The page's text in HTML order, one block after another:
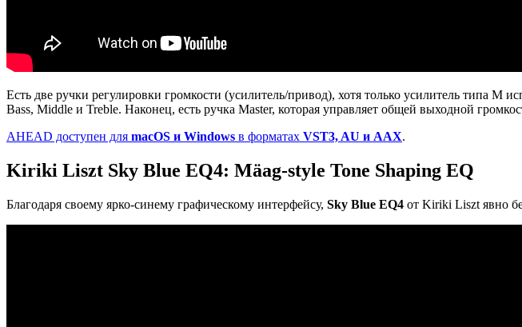
Есть две ручки регулировки громкости (усилитель/привод), хотя только усилитель типа M
Bass, Middle и Treble. Наконец, есть ручка Master, которая управляет общей выходной
AHEAD доступен для macOS и Windows в форматах VST3, AU и AAX.
Kiriki Liszt Sky Blue EQ4: Mäag-style Tone Shaping EQ
Благодаря своему ярко-синему графическому интерфейсу, Sky Blue EQ4 от Kiriki Liszt явно